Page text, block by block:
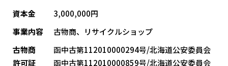
資本金
3,000,000円
事業内容
古物商、リサイクルショップ
古物商
許可証
函中古第112010000294号/北海道公安委員会
函中古第112010000859号/北海道公安委員会